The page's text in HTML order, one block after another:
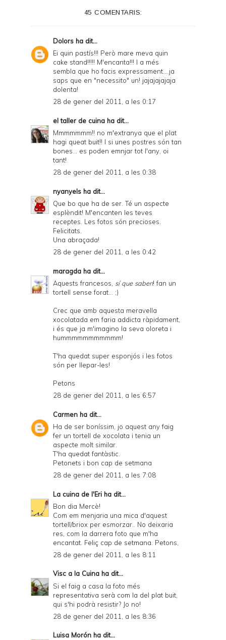
45 COMENTARIS:
Dolors ha dit...
Ei quin pastís!!! Però mare meva quin
cake stand!!!!! M'encanta!!! I a més
sembla que ho facis expressament....ja
saps que en "necessito" un! jajajajajaja
dolenta!
28 de gener del 2011, a les 0:17
el taller de cuina ha dit...
Mmmmmmm!! no m'extranya que el plat
hagi queat buit!! I si unes postres són tan
bones... es poden emnjar tot l'any, oi
tant!
28 de gener del 2011, a les 0:38
nyanyels ha dit...
Que bo que ha de ser. Té un aspecte
esplèndit! M'encanten les teves
receptes. Les fotos són precioses.
Felicitats.
Una abraçada!
28 de gener del 2011, a les 0:42
maragda ha dit...
Aquests francesos, sí que saben! fan un
tortell sense forat... ;)
Crec que amb aquesta meravella
xocolatada em faria addicta ràpidament,
i és que ja m'imagino la seva oloreta i
hummmmmmmmmmm!
T'ha quedat super esponjós i les fotos
són per llepar-les!
Petons
28 de gener del 2011, a les 6:57
Carmen ha dit...
Ha de ser boníssim, jo aquest any faig
fer un tortell de xocolata i tenia un
aspecte molt similar.
T'ha quedat fantàstic.
Petonets i bon cap de setmana
28 de gener del 2011, a les 7:08
La cuina de l'Eri ha dit...
Bon dia Mercè!
Com em menjaria una mica d'aquest
tortell/briox per esmorzar.. No deixaria
res, com la darrera foto que m'ha
encantat. Feliç cap de setmana. Petons,
28 de gener del 2011, a les 8:11
Visc a la Cuina ha dit...
Si el faig a casa la foto més
representativa serà com la del plat buit,
qui s'hi podrà resistir? Jo no!
28 de gener del 2011, a les 8:36
Luisa Morón ha dit...